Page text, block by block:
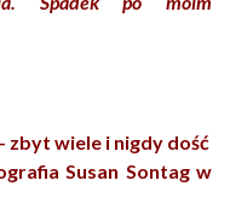
zbyt wiele i nigdy dość
Susan Sontag w